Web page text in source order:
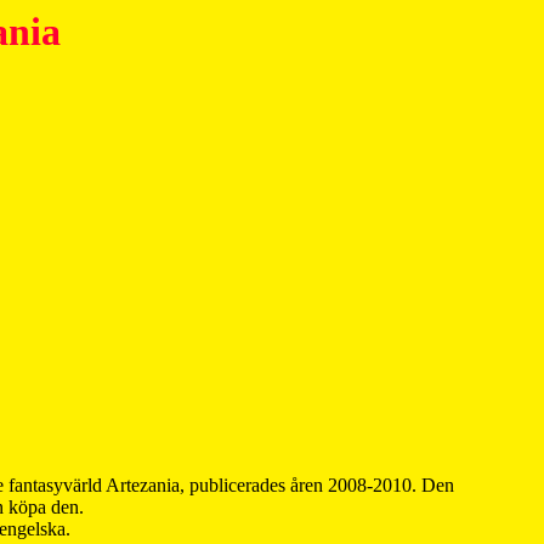
Artezania, publicerades åren 2008-2010. Den
köpa den.